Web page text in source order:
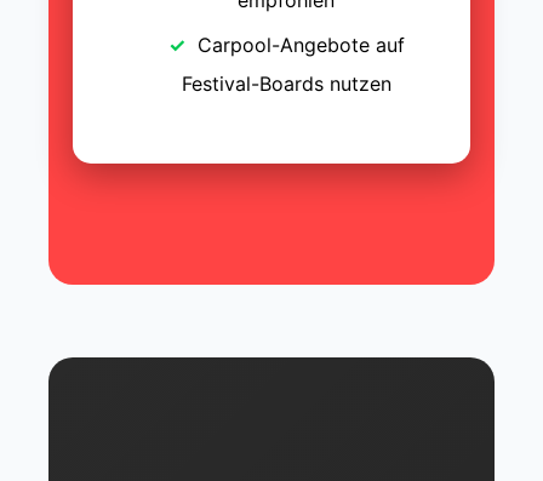
Carpool-Angebote auf
Festival-Boards nutzen